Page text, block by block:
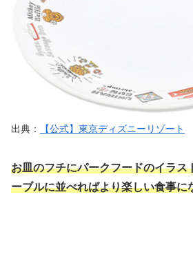
出典： 【公式】東京ディズニーリゾート
お皿のフチにパークフードのイラス
ーブルに並べればより楽しい食事に